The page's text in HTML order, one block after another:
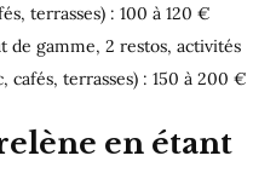
terrasses) : 100 à 120 €
de gamme, 2 restos, activités
cafés, terrasses) : 150 à 200 €
en étant